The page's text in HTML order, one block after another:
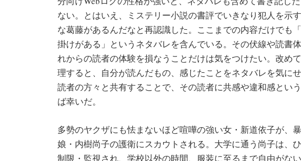
ない。とはいえ、ミステリー小説の書評でいきなり犯人を示
な葛藤があるんだなと再認識した。ここまでの内容だけでも
掛けがある」というネタバレを含んでいる。その伏線や読書
れからの読者の体験を損なうことだけは気をつけたい。改め
理すると、自分が読んだもの、感じたことをネタバレを気に
読者の方々と共有することで、その読者に共感や違和感とい
ば幸いだ。
多勢のヤクザにも怯まないほど喧嘩の強い女・新道依子が、
娘・内樹尚子の護衛にスカウトされる。大学に通う尚子は、
制限・監視され、学校以外の時間、服装に至るまで自由がな